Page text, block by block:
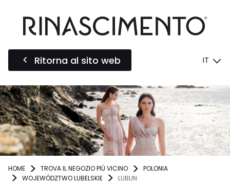
Ritorna al sito web IT
HOME TROVA IL NEGOZIO PIÙ VICINO
POLONIA
WOJEWÓDZTWO LUBELSKIE
LUBLIN